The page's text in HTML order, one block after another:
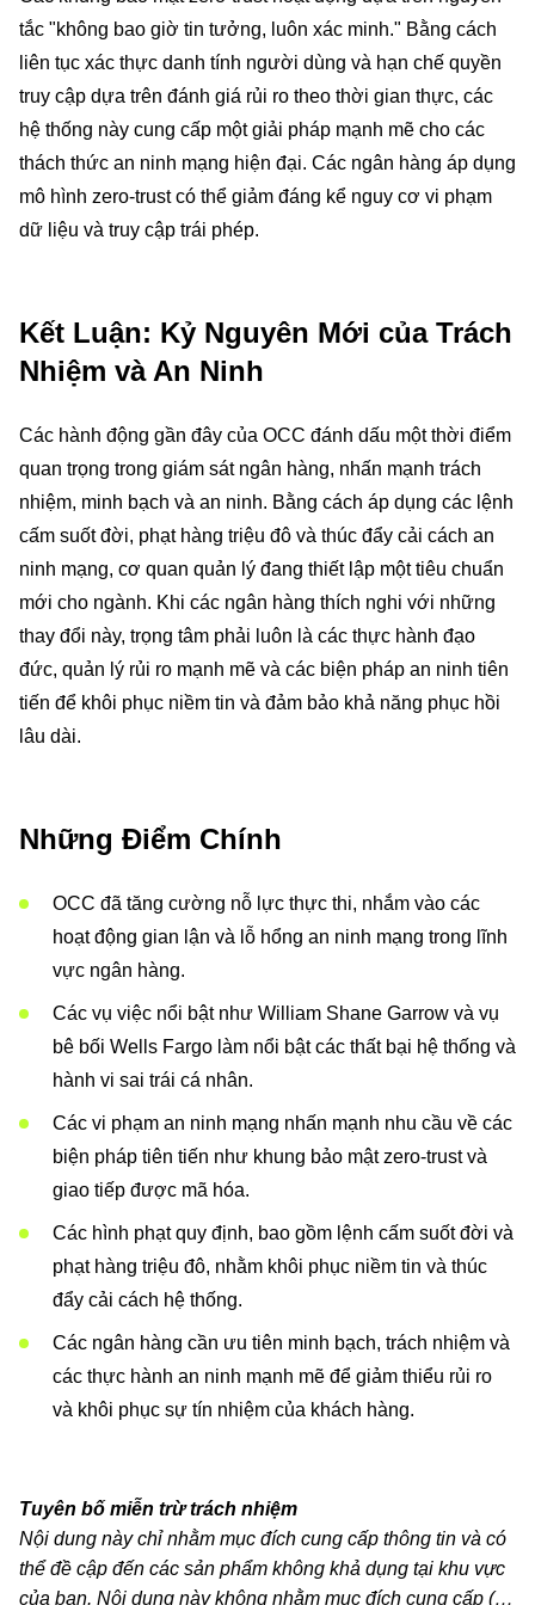
tắc "không bao giờ tin tưởng, luôn xác minh." Bằng cách
liên tục xác thực danh tính người dùng và hạn chế quyền
truy cập dựa trên đánh giá rủi ro theo thời gian thực, các
hệ thống này cung cấp một giải pháp mạnh mẽ cho các
thách thức an ninh mạng hiện đại. Các ngân hàng áp dụng
mô hình zero-trust có thể giảm đáng kể nguy cơ vi phạm
dữ liệu và truy cập trái phép.
Kết Luận: Kỷ Nguyên Mới của Trách
Nhiệm và An Ninh
Các hành động gần đây của OCC đánh dấu một thời điểm
quan trọng trong giám sát ngân hàng, nhấn mạnh trách
nhiệm, minh bạch và an ninh. Bằng cách áp dụng các lệnh
cấm suốt đời, phạt hàng triệu đô và thúc đẩy cải cách an
ninh mạng, cơ quan quản lý đang thiết lập một tiêu chuẩn
mới cho ngành. Khi các ngân hàng thích nghi với những
thay đổi này, trọng tâm phải luôn là các thực hành đạo
đức, quản lý rủi ro mạnh mẽ và các biện pháp an ninh tiên
tiến để khôi phục niềm tin và đảm bảo khả năng phục hồi
lâu dài.
Những Điểm Chính
OCC đã tăng cường nỗ lực thực thi, nhắm vào các
hoạt động gian lận và lỗ hổng an ninh mạng trong lĩnh
vực ngân hàng.
Các vụ việc nổi bật như William Shane Garrow và vụ
bê bối Wells Fargo làm nổi bật các thất bại hệ thống và
hành vi sai trái cá nhân.
Các vi phạm an ninh mạng nhấn mạnh nhu cầu về các
biện pháp tiên tiến như khung bảo mật zero-trust và
giao tiếp được mã hóa.
Các hình phạt quy định, bao gồm lệnh cấm suốt đời và
phạt hàng triệu đô, nhằm khôi phục niềm tin và thúc
đẩy cải cách hệ thống.
Các ngân hàng cần ưu tiên minh bạch, trách nhiệm và
các thực hành an ninh mạnh mẽ để giảm thiểu rủi ro
và khôi phục sự tín nhiệm của khách hàng.
Tuyên bố miễn trừ trách nhiệm
Nội dung này chỉ nhằm mục đích cung cấp thông tin và có
thể đề cập đến các sản phẩm không khả dụng tại khu vực
của bạn. Nội dung này không nhằm mục đích cung cấp (i)